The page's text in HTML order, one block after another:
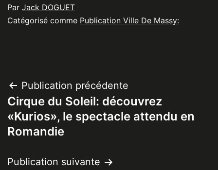
Par Jack DOGUET
Catégorisé comme Publication Ville De Massy:
Navigation
de
l’article
Publication précédente
Cirque du Soleil: découvrez
«Kurios», le spectacle attendu en
Romandie
Publication suivante